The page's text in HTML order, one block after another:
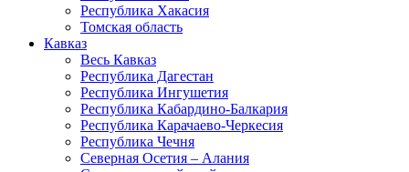
Республика Хакасия
Томская область
Кавказ
Весь Кавказ
Республика Дагестан
Республика Ингушетия
Республика Кабардино-Балкария
Республика Карачаево-Черкесия
Республика Чечня
Северная Осетия – Алания